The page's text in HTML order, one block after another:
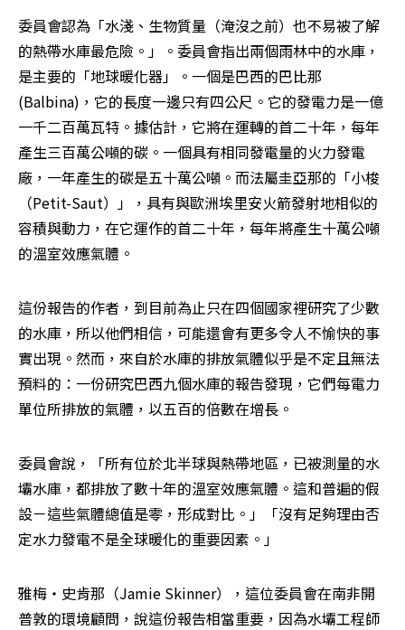
委員會認為「水淺、生物質量（淹沒之前）也不易被了解
的熱帶水庫最危險。」。委員會指出兩個雨林中的水庫，
是主要的「地球暖化器」。一個是巴西的巴比那
(Balbina)，它的長度一邊只有四公尺。它的發電力是一億
一千二百萬瓦特。據估計，它將在運轉的首二十年，每年
產生三百萬公噸的碳。一個具有相同發電量的火力發電
廠，一年產生的碳是五十萬公噸。而法屬圭亞那的「小梭
（Petit-Saut）」，具有與歐洲埃里安火箭發射地相似的
容積與動力，在它運作的首二十年，每年將產生十萬公噸
的溫室效應氣體。
這份報告的作者，到目前為止只在四個國家裡研究了少數
的水庫，所以他們相信，可能還會有更多令人不愉快的事
實出現。然而，來自於水庫的排放氣體似乎是不定且無法
預料的：一份研究巴西九個水庫的報告發現，它們每電力
單位所排放的氣體，以五百的倍數在增長。
委員會說，「所有位於北半球與熱帶地區，已被測量的水
壩水庫，都排放了數十年的溫室效應氣體。這和普遍的假
設－這些氣體總值是零，形成對比。」「沒有足夠理由否
定水力發電不是全球暖化的重要因素。」
雅梅‧史肯那（Jamie Skinner），這位委員會在南非開
普敦的環境顧問，說這份報告相當重要，因為水壩工程師